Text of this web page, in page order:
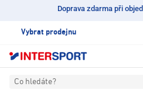
Doprava zdarma při
Vybrat prodejnu
Co hledáte?